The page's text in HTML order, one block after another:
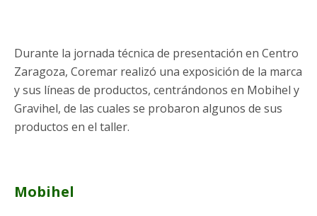
Durante la jornada técnica de presentación en Centro
Zaragoza, Coremar realizó una exposición de la marca
y sus líneas de productos, centrándonos en Mobihel y
Gravihel, de las cuales se probaron algunos de sus
productos en el taller.
Mobihel